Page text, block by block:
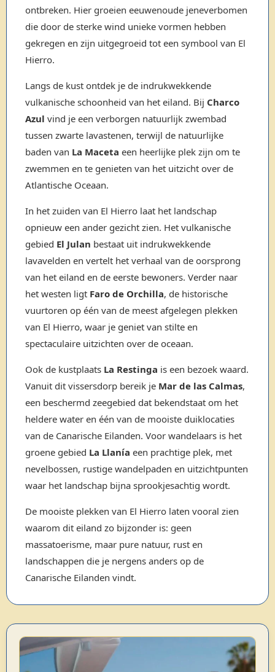
ontbreken. Hier groeien eeuwenoude jeneverbomen
die door de sterke wind unieke vormen hebben
gekregen en zijn uitgegroeid tot een symbool van El
Hierro.
Langs de kust ontdek je de indrukwekkende
vulkanische schoonheid van het eiland. Bij Charco
Azul vind je een verborgen natuurlijk zwembad
tussen zwarte lavastenen, terwijl de natuurlijke
baden van La Maceta een heerlijke plek zijn om te
zwemmen en te genieten van het uitzicht over de
Atlantische Oceaan.
In het zuiden van El Hierro laat het landschap
opnieuw een ander gezicht zien. Het vulkanische
gebied El Julan bestaat uit indrukwekkende
lavavelden en vertelt het verhaal van de oorsprong
van het eiland en de eerste bewoners. Verder naar
het westen ligt Faro de Orchilla, de historische
vuurtoren op één van de meest afgelegen plekken
van El Hierro, waar je geniet van stilte en
spectaculaire uitzichten over de oceaan.
Ook de kustplaats La Restinga is een bezoek waard.
Vanuit dit vissersdorp bereik je Mar de las Calmas,
een beschermd zeegebied dat bekendstaat om het
heldere water en één van de mooiste duiklocaties
van de Canarische Eilanden. Voor wandelaars is het
groene gebied La Llanía een prachtige plek, met
nevelbossen, rustige wandelpaden en uitzichtpunten
waar het landschap bijna sprookjesachtig wordt.
De mooiste plekken van El Hierro laten vooral zien
waarom dit eiland zo bijzonder is: geen
massatoerisme, maar pure natuur, rust en
landschappen die je nergens anders op de
Canarische Eilanden vindt.